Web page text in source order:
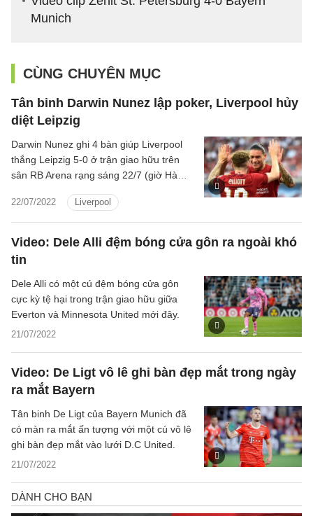
Munich
CÙNG CHUYÊN MỤC
Tân binh Darwin Nunez lập poker, Liverpool hủy
diệt Leipzig
22/07/2022 Liverpool
Darwin Nunez ghi 4 bàn giúp Liverpool
thắng Leipzig 5-0 ở trận giao hữu trên
sân RB Arena rạng sáng 22/7 (giờ Hà
Video: Dele Alli đệm bóng cửa gôn ra ngoài khó
tin
21/07/2022
Dele Alli có một cú đệm bóng cửa gôn
cực kỳ tệ hại trong trận giao hữu giữa
Everton và Minnesota United mới đây.
Video: De Ligt vô lê ghi bàn đẹp mắt trong ngày
ra mắt Bayern
21/07/2022
Tân binh De Ligt của Bayern Munich đã
có màn ra mắt ấn tượng với một cú vô lê
ghi bàn đẹp mắt vào lưới D.C United.